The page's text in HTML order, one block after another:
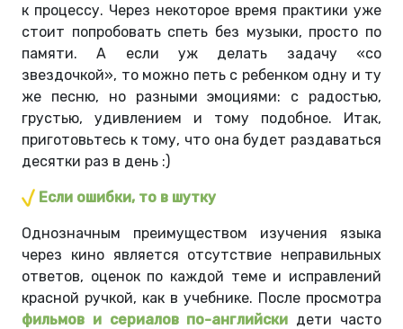
к процессу. Через некоторое время практики уже
стоит попробовать спеть без музыки, просто по
памяти. А если уж делать задачу «со
звездочкой», то можно петь с ребенком одну и ту
же песню, но разными эмоциями: с радостью,
грустью, удивлением и тому подобное. Итак,
приготовьтесь к тому, что она будет раздаваться
десятки раз в день :)
Если ошибки, то в шутку
Однозначным преимуществом изучения языка
через кино является отсутствие неправильных
ответов, оценок по каждой теме и исправлений
красной ручкой, как в учебнике. После просмотра
фильмов и сериалов по-английски дети часто